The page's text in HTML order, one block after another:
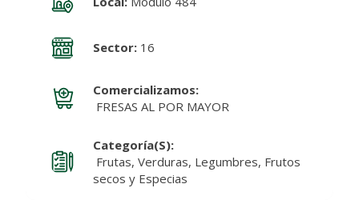
Sector:16
Comercializamos:
FRESAS AL POR MAYOR
Categoría(s):
Frutas, Verduras, Legumbres, Frutos
secos y Especias